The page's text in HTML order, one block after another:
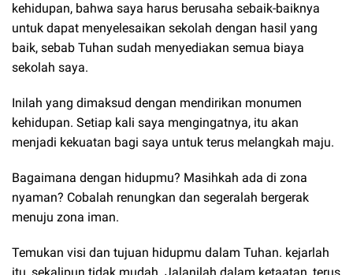
kehidupan, bahwa saya harus berusaha sebaik-baiknya
untuk dapat menyelesaikan sekolah dengan hasil yang
baik, sebab Tuhan sudah menyediakan semua biaya
sekolah saya.
Inilah yang dimaksud dengan mendirikan monumen
kehidupan. Setiap kali saya mengingatnya, itu akan
menjadi kekuatan bagi saya untuk terus melangkah maju.
Bagaimana dengan hidupmu? Masihkah ada di zona
nyaman? Cobalah renungkan dan segeralah bergerak
menuju zona iman.
Temukan visi dan tujuan hidupmu dalam Tuhan. kejarlah